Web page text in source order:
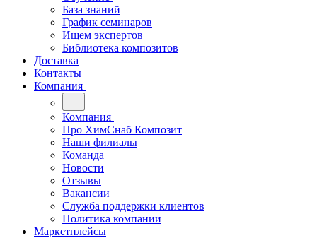
База знаний
График семинаров
Ищем экспертов
Библиотека композитов
Доставка
Контакты
Компания
Компания
Про ХимСнаб Композит
Наши филиалы
Команда
Новости
Отзывы
Вакансии
Служба поддержки клиентов
Политика компании
Маркетплейсы